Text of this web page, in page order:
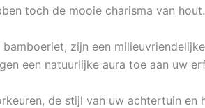
toch de mooie charisma van hout.
zijn een
een natuurlijke aura toe aan uw
de stijl van uw achtertuin en